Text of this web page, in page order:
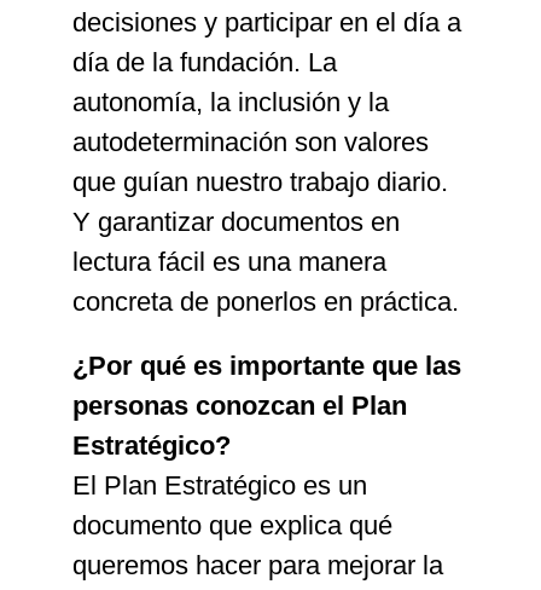
decisiones y participar en el día a
día de la fundación. La
autonomía, la inclusión y la
autodeterminación son valores
que guían nuestro trabajo diario.
Y garantizar documentos en
lectura fácil es una manera
concreta de ponerlos en práctica.
¿Por qué es importante que las
personas conozcan el Plan
Estratégico?
El Plan Estratégico es un
documento que explica qué
queremos hacer para mejorar la